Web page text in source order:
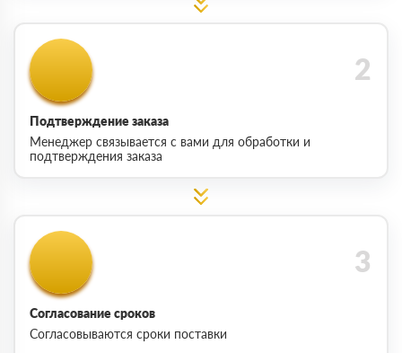
Подтверждение заказа
Менеджер связывается с вами для обработки и
подтверждения заказа
Согласование сроков
Согласовываются сроки поставки